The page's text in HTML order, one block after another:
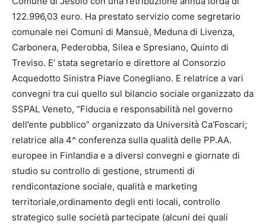
122.996,03 euro. Ha prestato servizio come segretario
comunale nei Comuni di Mansuè, Meduna di Livenza,
Carbonera, Pederobba, Silea e Spresiano, Quinto di
Treviso. E’ stata segretario e direttore al Consorzio
Acquedotto Sinistra Piave Conegliano. E relatrice a vari
convegni tra cui quello sul bilancio sociale organizzato da
SSPAL Veneto, “Fiducia e responsabilità nel governo
dell’ente pubblico” organizzato da Università Ca’Foscari;
relatrice alla 4^ conferenza sulla qualità delle PP.AA.
europee in Finlandia e a diversi convegni e giornate di
studio su controllo di gestione, strumenti di
rendicontazione sociale, qualità e marketing
territoriale,ordinamento degli enti locali, controllo
strategico sulle società partecipate (alcuni dei quali